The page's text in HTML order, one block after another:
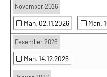
November 2026
Man. 02.11.2026 Man.
Desember 2026
Man. 14.12.2026